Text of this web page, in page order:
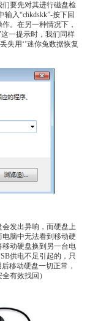
要先对其进行磁盘检
入“chkdskk”-按下回
。在另一种情况下，
一提示时，我们同样
失用‘’迷你兔数据恢复
发出异响，而硬盘上
脑中无法看到移动硬
动硬盘换到另一台电
供电不足引起的，只
移动硬盘一切正常，
有效找回）